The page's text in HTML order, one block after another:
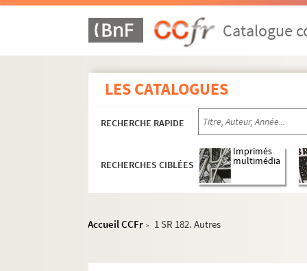
Catalogue
LES CATALOGUES
RECHERCHE RAPIDE
RECHERCHES CIBLÉES
Imprimés
multimédia
Accueil CCFr > 1 SR 182. Autres